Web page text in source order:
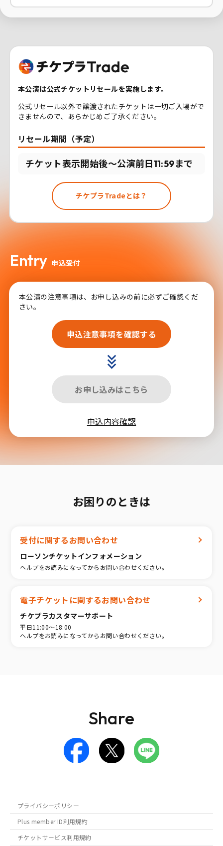
本公演は公式チケットリセールを実施します。
公式リセール以外で譲渡されたチケットは一切ご入場がで
きませんので、あらかじめご了承ください。
リセール期間（予定）
チケット表示開始後～公演前日11:59まで
チケプラTradeとは？
Entry 申込受付
本公演の注意事項は、お申し込みの前に必ずご確認くだ
さい。
申込注意事項を確認する
お申し込みはこちら
申込内容確認
お困りのときは
受付に関するお問い合わせ
ローソンチケットインフォメーション
ヘルプをお読みになってからお問い合わせください。
電子チケットに関するお問い合わせ
チケプラカスタマーサポート
平日11:00～18:00
ヘルプをお読みになってからお問い合わせください。
Share
プライバシーポリシー
Plus member ID利用規約
チケットサービス利用規約